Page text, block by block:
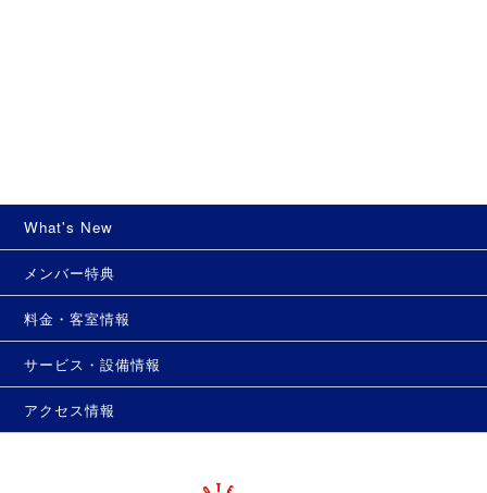
What's New
メンバー特典
料金・客室情報
サービス・設備情報
アクセス情報